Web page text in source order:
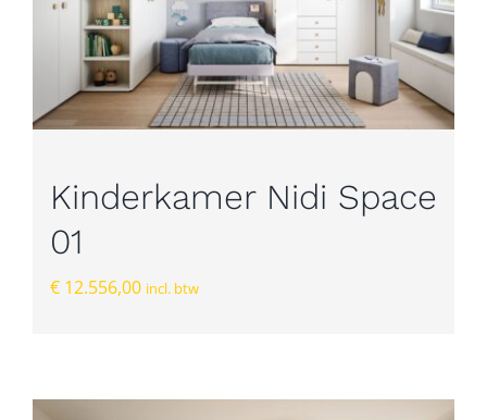
Kinderkamer Nidi Space
01
€12.556,00 incl. btw